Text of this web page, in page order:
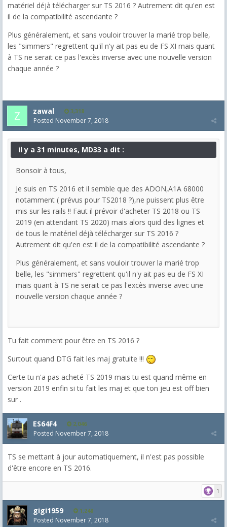
matériel déjà télécharger sur TS 2016 ? Autrement dit qu'en est
il de la compatibilité ascendante ?
Plus généralement, et sans vouloir trouver la marié trop belle,
les "simmers" regrettent qu'il n'y ait pas eu de FS XI mais quant
à TS ne serait ce pas l'excès inverse avec une nouvelle version
chaque année ?
zawal 3,318
Posted November 7, 2018
il y a 31 minutes, MD33 a dit :
Bonsoir à tous,
Je suis en TS 2016 et il semble que des ADON,A1A 68000
notamment ( prévus pour TS2018 ?),ne puissent plus être
mis sur les rails !! Faut il prévoir d'acheter TS 2018 ou TS
2019 (en attendant TS 2020) mais alors quid des lignes et
de tous le matériel déjà télécharger sur TS 2016 ?
Autrement dit qu'en est il de la compatibilité ascendante ?
Plus généralement, et sans vouloir trouver la marié trop
belle, les "simmers" regrettent qu'il n'y ait pas eu de FS XI
mais quant à TS ne serait ce pas l'excès inverse avec une
nouvelle version chaque année ?
Tu fait comment pour être en TS 2016 ?
Surtout quand DTG fait les maj gratuite !!!
Certe tu n'a pas acheté TS 2019 mais tu est quand même en
version 2019 enfin si tu fait les maj et que ton jeu est off bien
sur .
ES64F4 2,046
Posted November 7, 2018
TS se mettant à jour automatiquement, il n'est pas possible
d'être encore en TS 2016.
1
gigi1959 1,248
Posted November 7, 2018